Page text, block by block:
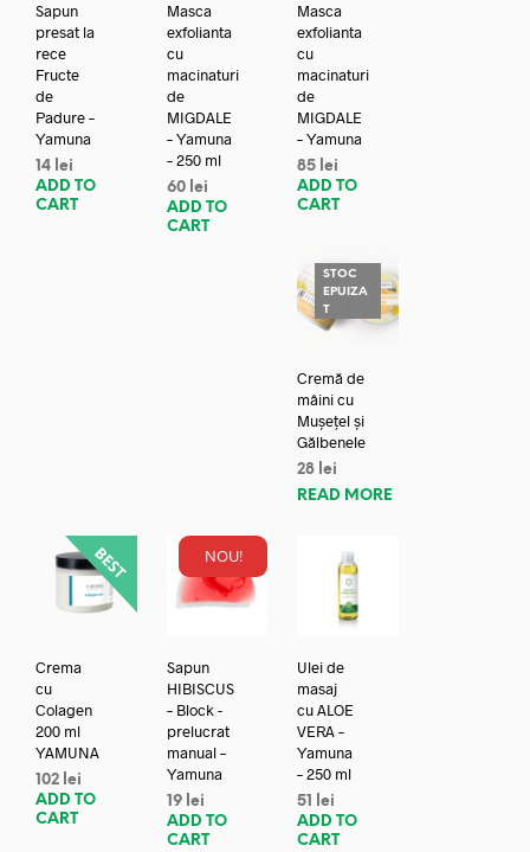
Sapun
presat la
rece
Fructe
de
Padure –
Yamuna
14 lei
ADD TO
CART
Masca
exfolianta
cu
macinaturi
de
MIGDALE
– Yamuna
– 250 ml
60 lei
ADD TO
CART
Masca
exfolianta
cu
macinaturi
de
MIGDALE
– Yamuna
85 lei
ADD TO
CART
STOC
EPUIZA
T
Cremă de
mâini cu
Mușețel și
Gălbenele
28 lei
READ MORE
Crema
cu
Colagen
200 ml
YAMUNA
102 lei
ADD TO
CART
NOU!
Sapun
HIBISCUS
– Block -
prelucrat
manual –
Yamuna
19 lei
ADD TO
CART
Ulei de
masaj
cu ALOE
VERA –
Yamuna
– 250 ml
51
lei
ADD TO
CART